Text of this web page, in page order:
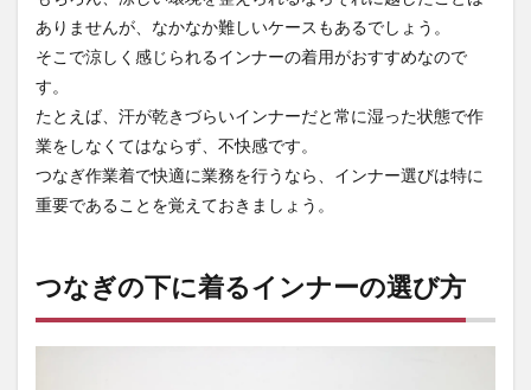
ぎの
着る
イン
ナー
の選
び方
2.1
吸汗
優れ
た素
材
ありませんが、なかなか難しいケースもあるでしょう。
そこで涼しく感じられるインナーの着用がおすすめなので
す。
たとえば、汗が乾きづらいインナーだと常に湿った状態で作
業をしなくてはならず、不快感です。
つなぎ作業着で快適に業務を行うなら、インナー選びは特に
重要であることを覚えておきましょう。
つなぎの下に着るインナーの選び方